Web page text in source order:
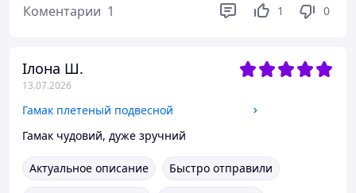
Коментарии 1 1 0
Ілона Ш.
13.07.2026
Гамак плетеный подвесной
Гамак чудовий, дуже зручний
Актуальное описание
Быстро отправили